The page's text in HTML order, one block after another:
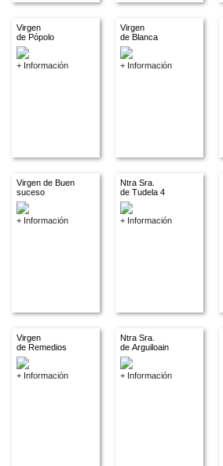
Virgen
de Pópolo
+ Información
Virgen
de Blanca
+ Información
Virgen de Buen
suceso
+ Información
Ntra Sra.
de Tudela 4
+ Información
Virgen
de Remedios
+ Información
Ntra Sra.
de Arguiloain
+ Información